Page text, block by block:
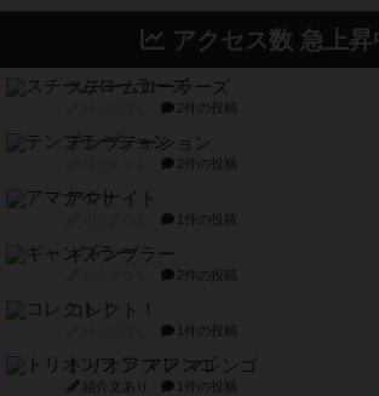
アクセス数 急上昇
スチームローラーズ
2件の投稿
テンプテーション
2件の投稿
アマナイト
1件の投稿
ギャンブラー
2件の投稿
コレクト！
1件の投稿
トリオンフ ア マレンゴ
紹介文あり 1件の投稿